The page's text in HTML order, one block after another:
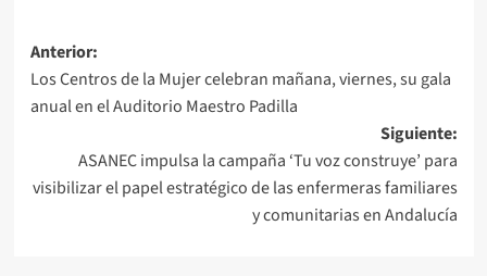
Navegación
de
entradas
Anterior:
Los Centros de la Mujer celebran mañana, viernes, su gala
anual en el Auditorio Maestro Padilla
Siguiente:
ASANEC impulsa la campaña ‘Tu voz construye’ para
visibilizar el papel estratégico de las enfermeras familiares
y comunitarias en Andalucía